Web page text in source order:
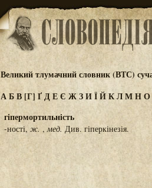
Великий тлумачний словник (ВТС)
АБВ[Г] ҐДЕЄ ЖЗИЇЙКЛМНО
гіпермортильність
-ності, ж. ,мед. Див. гіперкінезія.